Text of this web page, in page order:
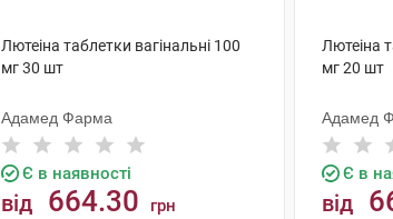
Лютеіна таблетки вагінальні 100
мг 30 шт
Адамед Фарма
Є в наявності
від 664.30 грн
Лютеіна
мг 20 шт
Адамед
Є в
від